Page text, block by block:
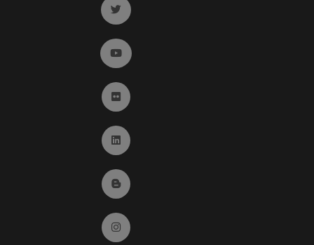
Ir a twitter (abre en ventana nueva)
Ir a YouTube (abre en ventana nueva)
Ir a Flickr (abre en ventana nueva)
Ir a Linkedin (abre en ventana nueva)
Ir al Blog (abre en ventana nueva)
Ir a Instagram (abre en ventana nueva)